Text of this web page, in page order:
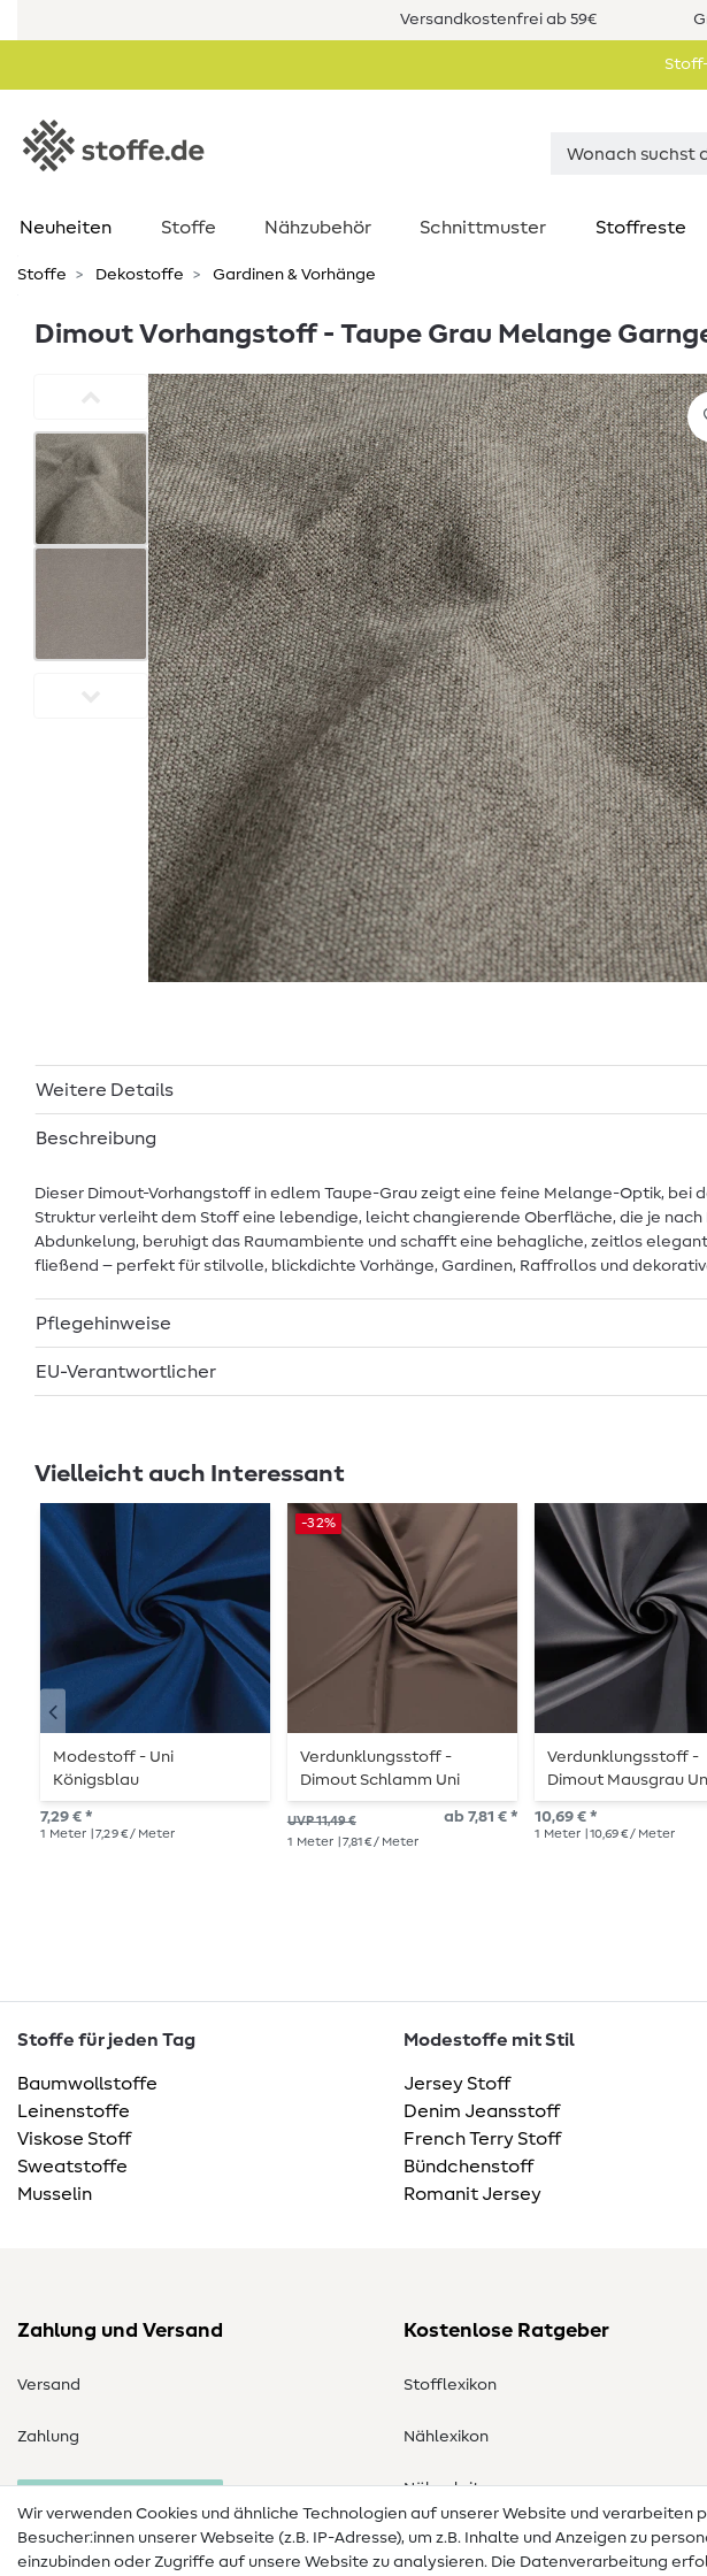
Versandkostenfrei ab 59€
Neuheiten Stoffe Nähzubehör Schnittmuster Stoffreste
Stoffe Dekostoffe Gardinen & Vorhänge
Dimout Vorhangstoff - Taupe Grau Melange
Weitere Details
Beschreibung
Dieser Dimout-Vorhangstoff in edlem Taupe-Grau zeigt eine feine Melange-Optik,
Struktur verleiht dem Stoff eine lebendige, leicht changierende Oberfläche, die je
Abdunkelung, beruhigt das Raumambiente und schafft eine behagliche, zeitlos
fließend – perfekt für stilvolle, blickdichte Vorhänge, Gardinen, Raffrollos und
Pflegehinweise
EU-Verantwortlicher
Vielleicht auch Interessant
Modestoff - Uni
Königsblau
7,29 € *
1 Meter | 7,29 € / Meter
-32%
Verdunklungsstoff -
Dimout Schlamm Uni
UVP 11,49 € ab 7,81 € *
1 Meter | 7,81 € / Meter
Verdunklungsstoff -
Dimout Mausgrau
10,69 € *
1 Meter | 10,69 € / Meter
Stoffe für jeden Tag
Baumwollstoffe
Leinenstoffe
Viskose Stoff
Sweatstoffe
Musselin
Modestoffe mit Stil
Jersey Stoff
Denim Jeansstoff
French Terry Stoff
Bündchenstoff
Romanit Jersey
Zahlung und Versand
Versand
Zahlung
Kostenlose Ratgeber
Stofflexikon
Nählexikon
Nähanleitungen
Wir verwenden Cookies und ähnliche Technologien auf unserer Website und verarbeiten
Besucher:innen unserer Webseite (z.B. IP-Adresse), um z.B. Inhalte und Anzeigen zu
einzubinden oder Zugriffe auf unsere Website zu analysieren. Die Datenverarbeitung